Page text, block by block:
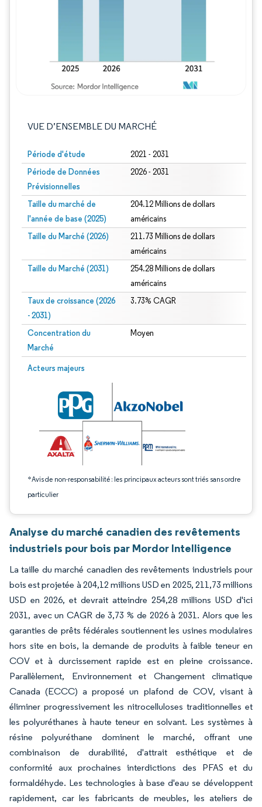
VUE D’ENSEMBLE DU MARCHÉ
Période d'étude 2021 - 2031
Période de Données
Prévisionnelles
2026 - 2031
Taille du marché de
l'année de base (2025)
204.12 Millions de dollars
américains
Taille du Marché (2026)
211.73 Millions de dollars
américains
Taille du Marché (2031)
254.28 Millions de dollars
américains
Taux de croissance (2026
- 2031)
3.73% CAGR
Concentration du
Marché
Moyen
Acteurs majeurs
*Avis de non-responsabilité : les principaux acteurs sont triés sans ordre
particulier
Image © Mordor Intelligence. La réutilisation nécessite une attribution sous CC
Analyse du marché canadien des revêtements
industriels pour bois par Mordor Intelligence
La taille du marché canadien des revêtements industriels pour
bois est projetée à 204,12 millions USD en 2025, 211,73 millions
USD en 2026, et devrait atteindre 254,28 millions USD d'ici
2031, avec un CAGR de 3,73 % de 2026 à 2031. Alors que les
garanties de prêts fédérales soutiennent les usines modulaires
hors site en bois, la demande de produits à faible teneur en
COV et à durcissement rapide est en pleine croissance.
Parallèlement, Environnement et Changement climatique
Canada (ECCC) a proposé un plafond de COV, visant à
éliminer progressivement les nitrocelluloses traditionnelles et
les polyuréthanes à haute teneur en solvant. Les systèmes à
résine polyuréthane dominent le marché, offrant une
combinaison de durabilité, d'attrait esthétique et de
conformité aux prochaines interdictions des PFAS et du
formaldéhyde. Les technologies à base d'eau se développent
rapidement, car les fabricants de meubles, les ateliers de